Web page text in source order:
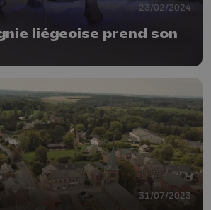
23/02/2024
liégeoise prend son
31/07/2023